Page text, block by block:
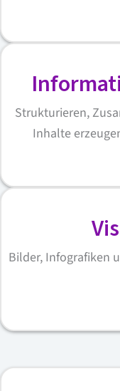
Strukturieren,
Inhalte
Bilder, Infografiken